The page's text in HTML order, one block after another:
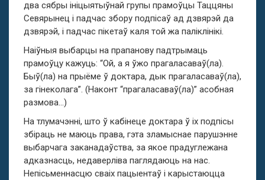
два сябры ініцыятыўнай групы прамоўцы Таццяны
Севярынец і падчас збору подпісаў ад дзвярэй да
дзвярэй, і падчас пікетаў каля той жа паліклінікі.
Наіўныя выбарцы на прапанову падтрымаць
прамоўцу кажуць: “Ой, а я ўжо прагаласаваў(ла).
Быў(ла) на прыёме ў доктара, дык прагаласаваў(ла),
за гінеколага”. (Наконт “прагаласаваў(ла)” асобная
размова…)
На тлумачэнні, што ў кабінеце доктара ў іх подпісы
збіраць не маюць права, гэта зламыснае парушэнне
выбарчага заканадаўства, за якое прадуглежана
адказнасць, недаверліва паглядаюць на нас.
Непісьменнасцю сваіх пацыентаў і карыстаюцца